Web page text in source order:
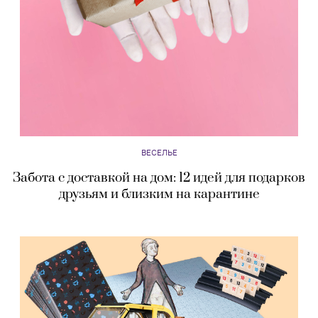
ВЕСЕЛЬЕ
Забота с доставкой на дом: 12 идей для подарков
друзьям и близким на карантине